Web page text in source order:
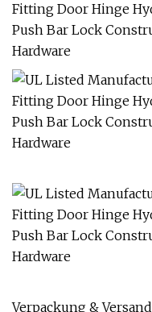
Verpackung & Versand